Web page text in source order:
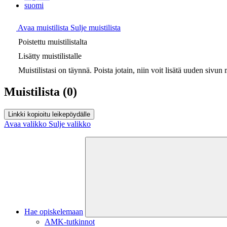
suomi
Avaa muistilista Sulje muistilista
Poistettu muistilistalta
Lisätty muistilistalle
Muistilistasi on täynnä. Poista jotain, niin voit lisätä uuden sivun
Muistilista (0)
Linkki kopioitu leikepöydälle
Avaa valikko Sulje valikko
Hae opiskelemaan
AMK-tutkinnot